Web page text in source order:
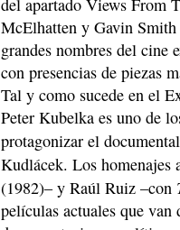
del apartado Views From
McElhatten y Gavin
grandes nombres del cine
con presencias de piezas
Tal y como sucede en el
Peter Kubelka es uno de
protagonizar el
Kudlácek. Los homenajes
(1982)– y Raúl Ruiz –con
películas actuales que